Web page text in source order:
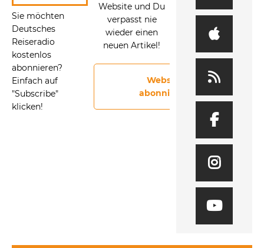
Sie möchten
Deutsches
Reiseradio
kostenlos
abonnieren?
Einfach auf
"Subscribe"
klicken!
Website und Du
verpasst nie
wieder einen
neuen Artikel!
Website
abonnieren